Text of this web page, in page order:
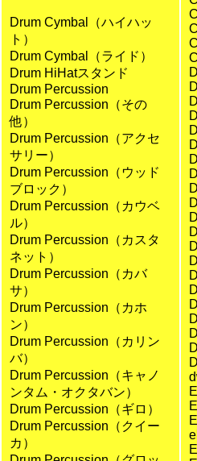
Drum Cymbal（ハイハッ
ト）
Drum Cymbal（ライド）
Drum HiHatスタンド
Drum Percussion
Drum Percussion（その
他）
Drum Percussion（アクセ
サリー）
Drum Percussion（ウッド
ブロック）
Drum Percussion（カウベ
ル）
Drum Percussion（カスタ
ネット）
Drum Percussion（カバ
サ）
Drum Percussion（カホ
ン）
Drum Percussion（カリン
バ）
Drum Percussion（キャノ
ンタム・オクタバン）
Drum Percussion（ギロ）
Drum Percussion（クイー
カ）